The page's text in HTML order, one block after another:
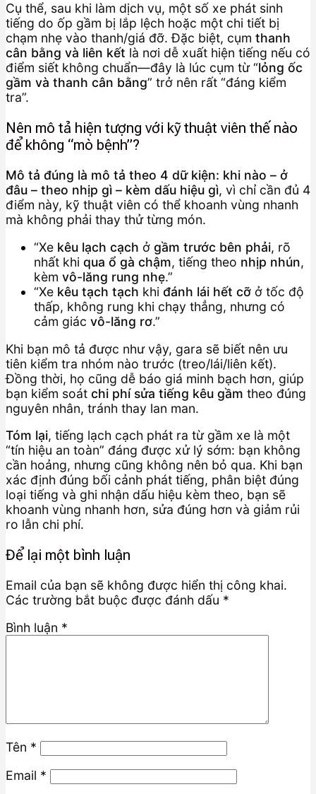
Cụ thể, sau khi làm dịch vụ, một số xe phát sinh
tiếng do ốp gầm bị lắp lệch hoặc một chi tiết bị
chạm nhẹ vào thanh/giá đỡ. Đặc biệt, cụm thanh
cân bằng và liên kết là nơi dễ xuất hiện tiếng nếu có
điểm siết không chuẩn—đây là lúc cụm từ “lỏng ốc
gầm và thanh cân bằng” trở nên rất “đáng kiểm
tra”.
Nên mô tả hiện tượng với kỹ thuật viên thế nào
để không “mò bệnh”?
Mô tả đúng là mô tả theo 4 dữ kiện: khi nào – ở
đâu – theo nhịp gì – kèm dấu hiệu gì, vì chỉ cần đủ 4
điểm này, kỹ thuật viên có thể khoanh vùng nhanh
mà không phải thay thử từng món.
“Xe kêu lạch cạch ở gầm trước bên phải, rõ
nhất khi qua ổ gà chậm, tiếng theo nhịp nhún,
kèm vô-lăng rung nhẹ.”
“Xe kêu tạch tạch khi đánh lái hết cỡ ở tốc độ
thấp, không rung khi chạy thẳng, nhưng có
cảm giác vô-lăng rơ.”
Khi bạn mô tả được như vậy, gara sẽ biết nên ưu
tiên kiểm tra nhóm nào trước (treo/lái/liên kết).
Đồng thời, họ cũng dễ báo giá minh bạch hơn, giúp
bạn kiểm soát chi phí sửa tiếng kêu gầm theo đúng
nguyên nhân, tránh thay lan man.
Tóm lại, tiếng lạch cạch phát ra từ gầm xe là một
“tín hiệu an toàn” đáng được xử lý sớm: bạn không
cần hoảng, nhưng cũng không nên bỏ qua. Khi bạn
xác định đúng bối cảnh phát tiếng, phân biệt đúng
loại tiếng và ghi nhận dấu hiệu kèm theo, bạn sẽ
khoanh vùng nhanh hơn, sửa đúng hơn và giảm rủi
ro lẫn chi phí.
Để lại một bình luận
Email của bạn sẽ không được hiển thị công khai.
Các trường bắt buộc được đánh dấu *
Bình luận *
Tên *
Email *